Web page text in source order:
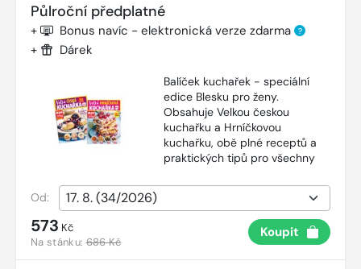
Půlroční předplatné
+ Bonus navíc - elektronická verze zdarma ?
+ Dárek
Balíček kuchařek - speciální
edice Blesku pro ženy.
Obsahuje Velkou českou
kuchařku a Hrníčkovou
kuchařku, obě plné receptů a
praktických tipů pro všechny
Od:
573 Kč
Na stánku:686 Kč
Koupit